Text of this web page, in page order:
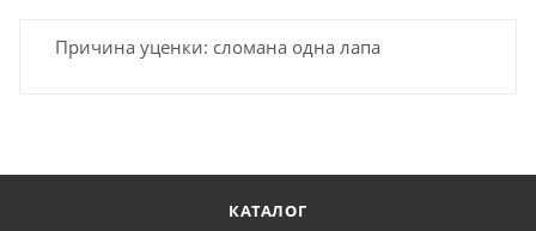
Причина уценки: сломана одна лапа
КАТАЛОГ